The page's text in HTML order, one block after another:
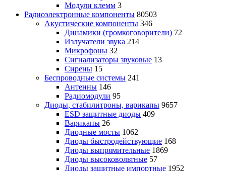
Модули клемм 3
Радиоэлектронные компоненты 80503
Акустические компоненты 346
Динамики (громкоговорители) 72
Излучатели звука 214
Микрофоны 32
Сигнализаторы звуковые 13
Сирены 15
Беспроводные системы 241
Антенны 146
Радиомодули 95
Диоды, стабилитроны, варикапы 9657
ESD защитные диоды 409
Варикапы 26
Диодные мосты 1062
Диоды быстродействующие 168
Диоды выпрямительные 1869
Диоды высоковольтные 57
Диоды защитные импортные 1952